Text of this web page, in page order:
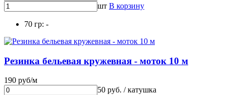
шт В корзину
70 гр: -
Резинка бельевая кружевная - моток 10 м
190 руб/м
50 руб. / катушка